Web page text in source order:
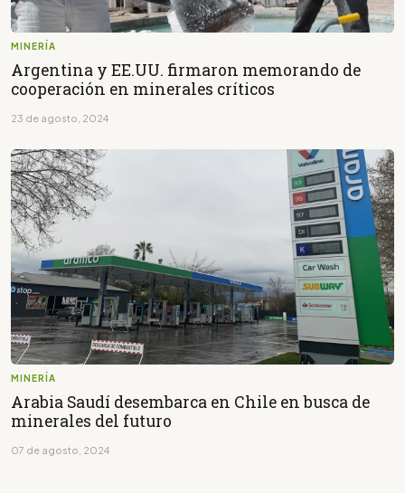
MINERÍA
Argentina y EE.UU. firmaron memorando de
cooperación en minerales críticos
23 de agosto, 2024
MINERÍA
Arabia Saudí desembarca en Chile en busca de
minerales del futuro
07 de agosto, 2024